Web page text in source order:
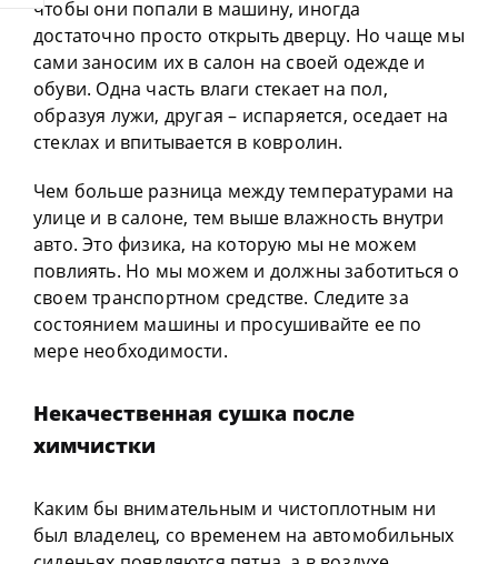
чтобы они попали в машину, иногда
достаточно просто открыть дверцу. Но чаще мы
сами заносим их в салон на своей одежде и
обуви. Одна часть влаги стекает на пол,
образуя лужи, другая – испаряется, оседает на
стеклах и впитывается в ковролин.
Чем больше разница между температурами на
улице и в салоне, тем выше влажность внутри
авто. Это физика, на которую мы не можем
повлиять. Но мы можем и должны заботиться о
своем транспортном средстве. Следите за
состоянием машины и просушивайте ее по
мере необходимости.
Некачественная сушка после
химчистки
Каким бы внимательным и чистоплотным ни
был владелец, со временем на автомобильных